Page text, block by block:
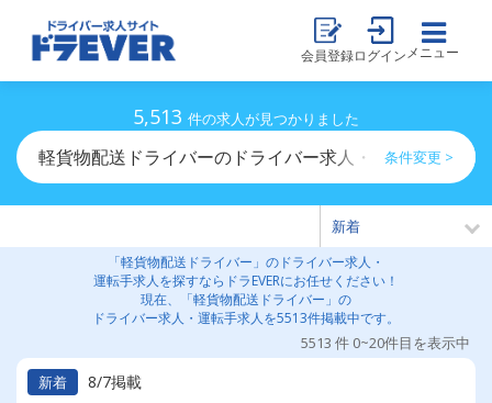
会員登録ログイン メニュー
5,513 件の求人が見つかりました
軽貨物配送ドライバーのドライバー求人・運転手求人一
条件変更 >
「軽貨物配送ドライバー」のドライバー求人・
運転手求人を探すならドラEVERにお任せください！
現在、「軽貨物配送ドライバー」の
ドライバー求人・運転手求人を5513件掲載中です。
5513 件 0~20件目を表示中
新着
8/7掲載